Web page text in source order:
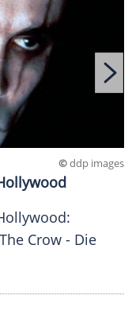
©ddp images
Crow - Die